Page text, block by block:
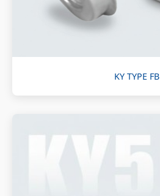
KY TYPE FB